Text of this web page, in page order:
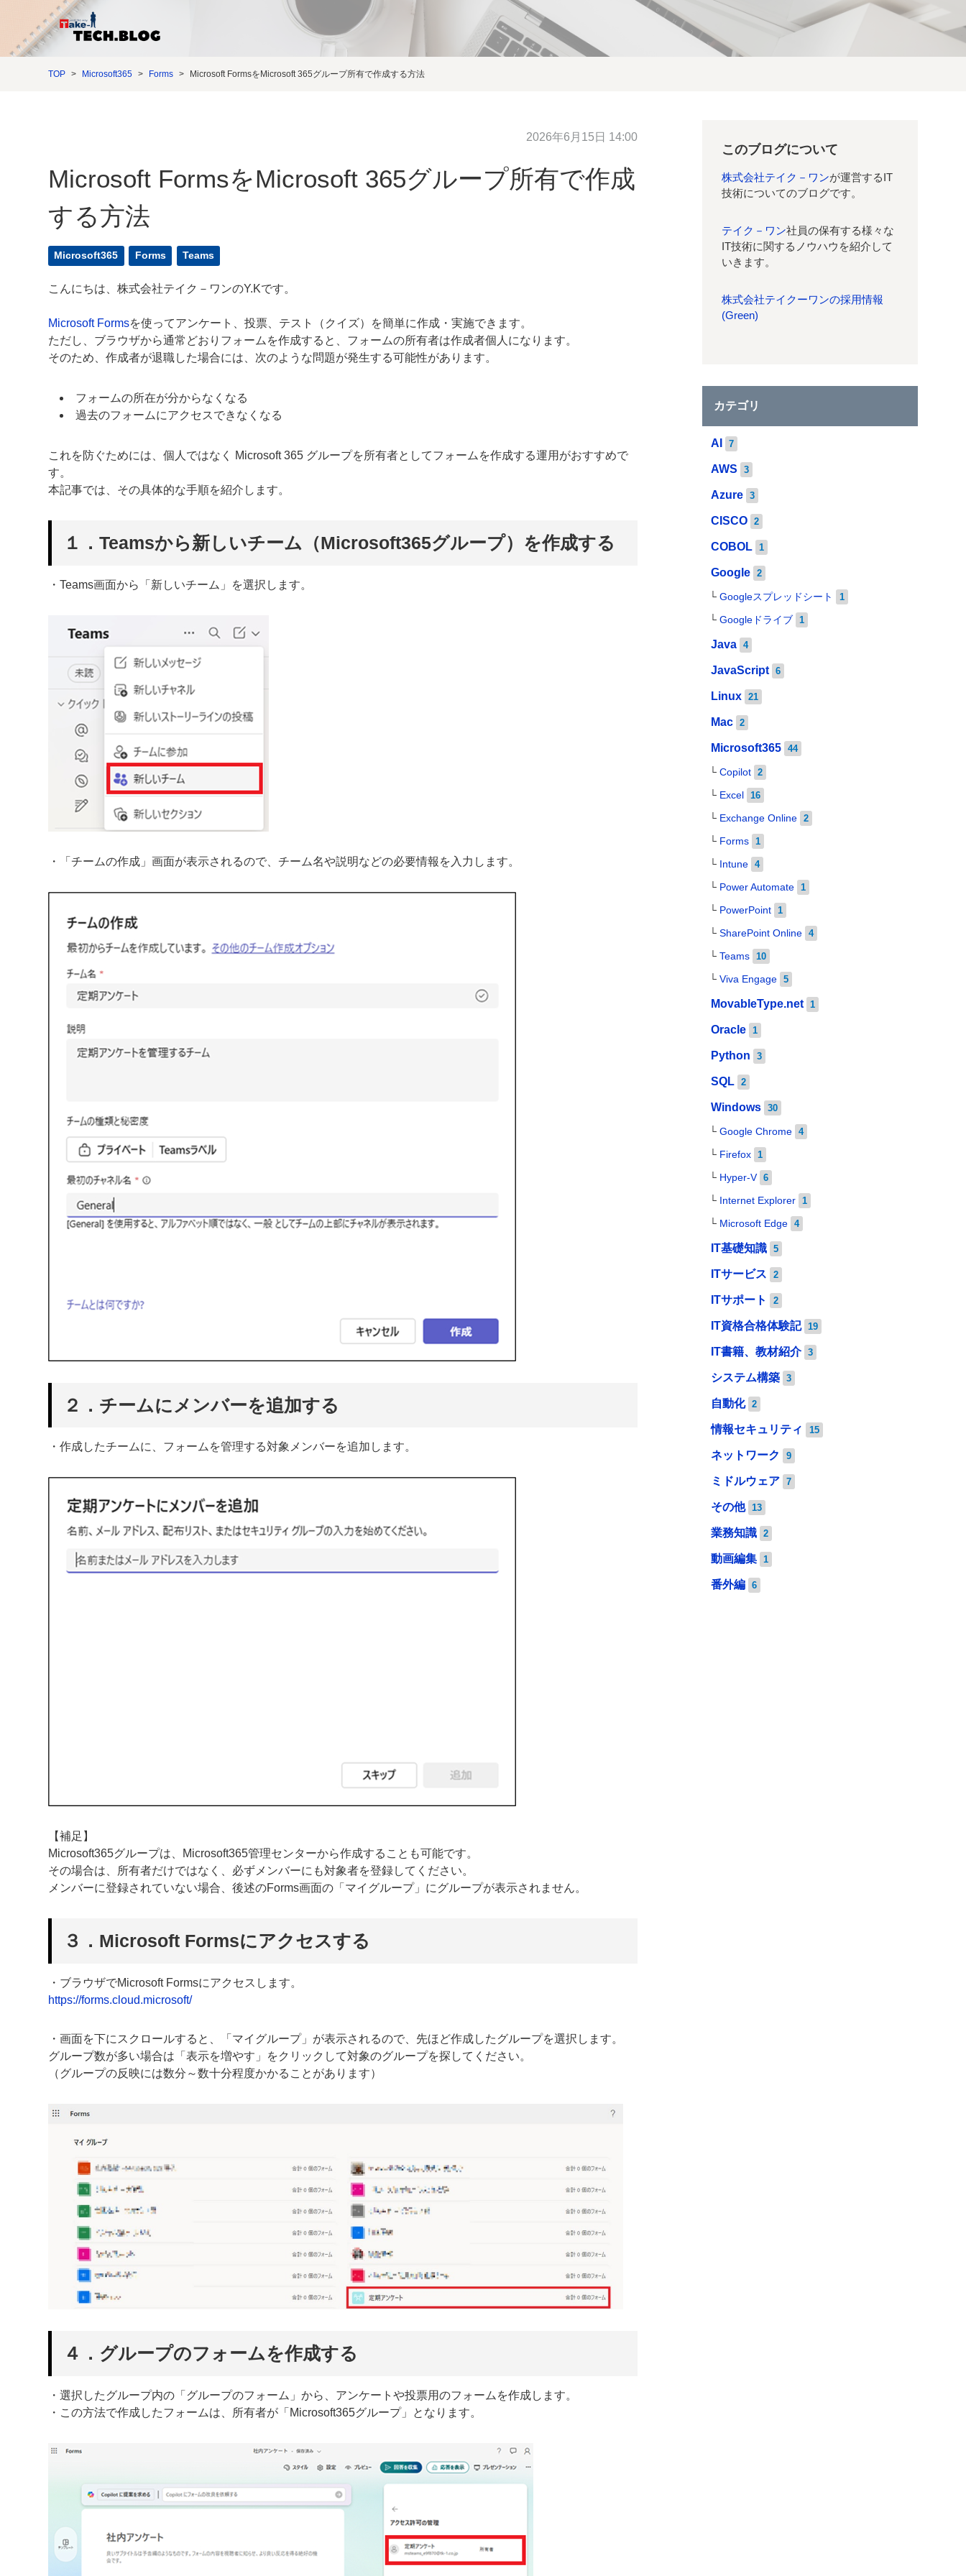
TOP Microsoft365 Forms Microsoft FormsをMicrosoft 365グループ所有で作成する方法
2026年6月15日 14:00
Microsoft FormsをMicrosoft 365グループ所有で作成
する方法
Microsoft365 Forms Teams
こんにちは、株式会社テイク－ワンのY.Kです。
Microsoft Formsを使ってアンケート、投票、テスト（クイズ）を簡単に作成・実施できます。
ただし、ブラウザから通常どおりフォームを作成すると、フォームの所有者は作成者個人になります。
そのため、作成者が退職した場合には、次のような問題が発生する可能性があります。
フォームの所在が分からなくなる
過去のフォームにアクセスできなくなる
これを防ぐためには、個人ではなく Microsoft 365 グループを所有者としてフォームを作成する運用がおすすめで
す。
本記事では、その具体的な手順を紹介します。
１．Teamsから新しいチーム（Microsoft365グループ）を作成する
・Teams画面から「新しいチーム」を選択します。
・「チームの作成」画面が表示されるので、チーム名や説明などの必要情報を入力します。
２．チームにメンバーを追加する
・作成したチームに、フォームを管理する対象メンバーを追加します。
【補足】
Microsoft365グループは、Microsoft365管理センターから作成することも可能です。
その場合は、所有者だけではなく、必ずメンバーにも対象者を登録してください。
メンバーに登録されていない場合、後述のForms画面の「マイグループ」にグループが表示されません。
３．Microsoft Formsにアクセスする
・ブラウザでMicrosoft Formsにアクセスします。
https://forms.cloud.microsoft/
・画面を下にスクロールすると、「マイグループ」が表示されるので、先ほど作成したグループを選択します。
グループ数が多い場合は「表示を増やす」をクリックして対象のグループを探してください。
（グループの反映には数分～数十分程度かかることがあります）
４．グループのフォームを作成する
・選択したグループ内の「グループのフォーム」から、アンケートや投票用のフォームを作成します。
・この方法で作成したフォームは、所有者が「Microsoft365グループ」となります。
このブログについて
株式会社テイク－ワンが運営するIT
技術についてのブログです。
テイク－ワン社員の保有する様々な
IT技術に関するノウハウを紹介して
いきます。
株式会社テイクーワンの採用情報
(Green)
カテゴリ
AI 7
AWS 3
Azure 3
CISCO 2
COBOL 1
Google 2
Googleスプレッドシート 1
Googleドライブ 1
Java 4
JavaScript 6
Linux 21
Mac 2
Microsoft365 44
Copilot 2
Excel 16
Exchange Online 2
Forms 1
Intune 4
Power Automate 1
PowerPoint 1
SharePoint Online 4
Teams 10
Viva Engage 5
MovableType.net 1
Oracle 1
Python 3
SQL 2
Windows 30
Google Chrome 4
Firefox 1
Hyper-V 6
Internet Explorer 1
Microsoft Edge 4
IT基礎知識 5
ITサービス 2
ITサポート 2
IT資格合格体験記 19
IT書籍、教材紹介 3
システム構築 3
自動化 2
情報セキュリティ 15
ネットワーク 9
ミドルウェア 7
その他 13
業務知識 2
動画編集 1
番外編 6